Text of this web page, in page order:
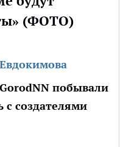
(ФОТО)
побывали
с создателями